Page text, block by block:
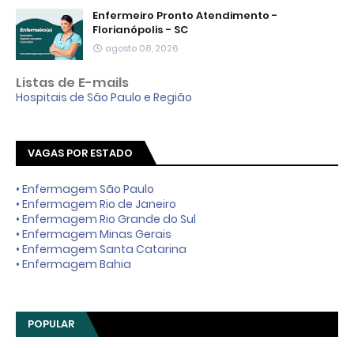
Enfermeiro Pronto Atendimento -
Florianópolis - SC
agosto 08, 2026
Listas de E-mails
Hospitais de São Paulo e Região
VAGAS POR ESTADO
• Enfermagem São Paulo
• Enfermagem Rio de Janeiro
• Enfermagem Rio Grande do Sul
• Enfermagem Minas Gerais
• Enfermagem Santa Catarina
• Enfermagem Bahia
POPULAR